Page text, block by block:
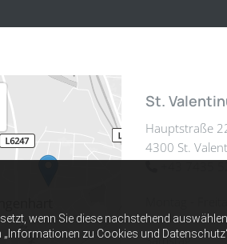
wenn Sie diese nachstehend
zu Cookies und
St.
Hauptstraße
4300 St.
Samstag